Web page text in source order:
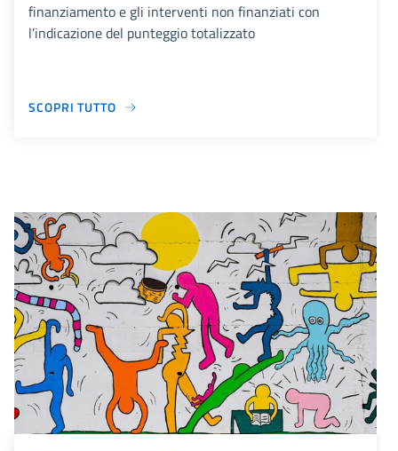
finanziamento e gli interventi non finanziati con
l’indicazione del punteggio totalizzato
SCOPRI TUTTO